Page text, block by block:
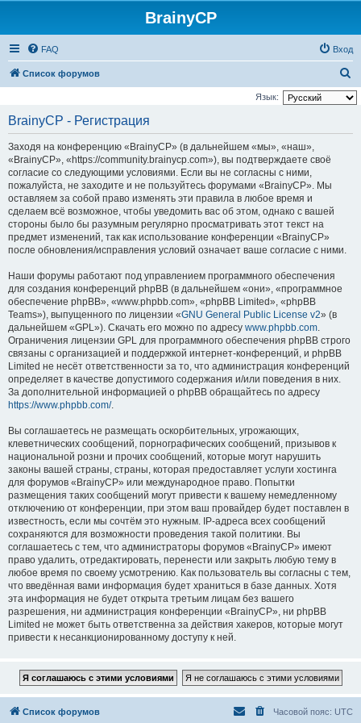
BrainyCP
FAQ Вход
Список форумов
о
Язык:
BrainyCP - Регистрация
Заходя на конференцию «BrainyCP» (в дальнейшем «мы», «наш»,
«BrainyCP», «https://community.brainycp.com»), вы подтверждаете своё
согласие со следующими условиями. Если вы не согласны с ними,
пожалуйста, не заходите и не пользуйтесь форумами «BrainyCP». Мы
оставляем за собой право изменять эти правила в любое время и
сделаем всё возможное, чтобы уведомить вас об этом, однако с вашей
стороны было бы разумным регулярно просматривать этот текст на
предмет изменений, так как использование конференции «BrainyCP»
после обновления/исправления условий означает ваше согласие с ними.
Наши форумы работают под управлением программного обеспечения
для создания конференций phpBB (в дальнейшем «они», «программное
обеспечение phpBB», «www.phpbb.com», «phpBB Limited», «phpBB
Teams»), выпущенного по лицензии «GNU General Public License v2» (в
дальнейшем «GPL»). Скачать его можно по адресу www.phpbb.com.
Ограничения лицензии GPL для программного обеспечения phpBB строго
связаны с организацией и поддержкой интернет-конференций, и phpBB
Limited не несёт ответственности за то, что администрация конференций
определяет в качестве допустимого содержания и/или поведения в них.
За дополнительной информацией о phpBB обращайтесь по адресу
https://www.phpbb.com/.
Вы соглашаетесь не размещать оскорбительных, угрожающих,
клеветнических сообщений, порнографических сообщений, призывов к
национальной розни и прочих сообщений, которые могут нарушить
законы вашей страны, страны, которая предоставляет услуги хостинга
для форумов «BrainyCP» или международное право. Попытки
размещения таких сообщений могут привести к вашему немедленному
отключению от конференции, при этом ваш провайдер будет поставлен в
известность, если мы сочтём это нужным. IP-адреса всех сообщений
сохраняются для возможности проведения такой политики. Вы
соглашаетесь с тем, что администраторы форумов «BrainyCP» имеют
право удалить, отредактировать, перенести или закрыть любую тему в
любое время по своему усмотрению. Как пользователь вы согласны с тем,
что введённая вами информация будет храниться в базе данных. Хотя
эта информация не будет открыта третьим лицам без вашего
разрешения, ни администрация конференции «BrainyCP», ни phpBB
Limited не может быть ответственна за действия хакеров, которые могут
привести к несанкционированному доступу к ней.
Список форумов Часовой пояс: UTC